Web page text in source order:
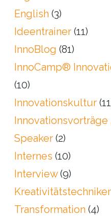
English (3)
Ideentrainer (11)
InnoBlog (81)
InnoCamp®
(10)
Innovationskultur
Speaker (2)
Internes (10)
Interview(9)
Transformation (4)